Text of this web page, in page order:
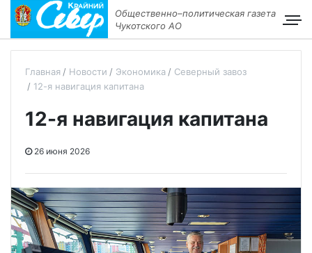
Общественно–политическая газета
Чукотского АО
Главная Новости Экономика
Северный завоз
12-я навигация капитана
12-я навигация капитана
26 июня 2026